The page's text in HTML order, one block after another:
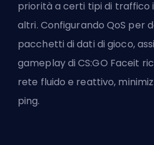
priorità a certi tipi di
altri. Configurando QoS per
pacchetti di dati di gioco,
gameplay di CS:GO Faceit
rete fluido e reattivo,
ping.